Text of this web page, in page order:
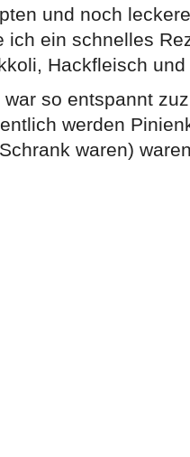
und noch
ich ein schnelles
Hackfleisch
so entspannt
werden
waren)